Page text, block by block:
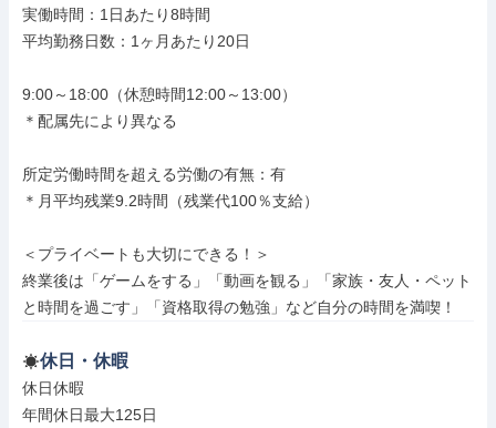
実働時間：1日あたり8時間
平均勤務日数：1ヶ月あたり20日
9:00～18:00（休憩時間12:00～13:00）
＊配属先により異なる
所定労働時間を超える労働の有無：有
＊月平均残業9.2時間（残業代100％支給）
＜プライベートも大切にできる！＞
終業後は「ゲームをする」「動画を観る」「家族・友人・ペット
と時間を過ごす」「資格取得の勉強」など自分の時間を満喫！
休日・休暇
休日休暇
年間休日最大125日